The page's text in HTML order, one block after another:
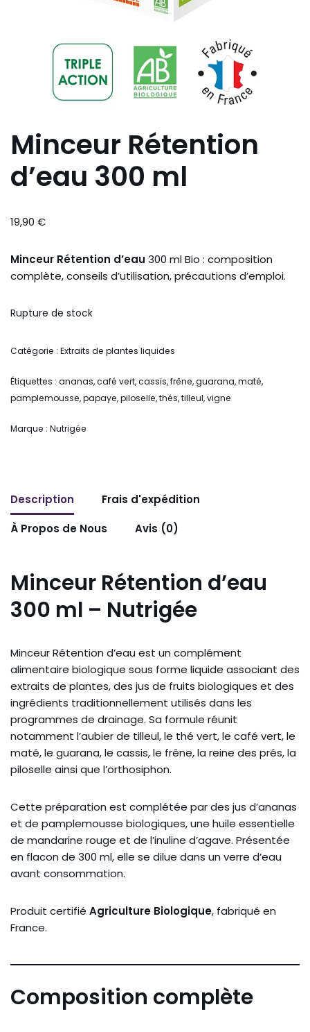
Minceur Rétention
d’eau 300 ml
19,90 €
Minceur Rétention d’eau 300 ml Bio : composition
complète, conseils d’utilisation, précautions d’emploi.
Rupture de stock
Catégorie : Extraits de plantes liquides
Étiquettes : ananas,café vert,cassis,frêne,guarana,maté,
pamplemousse,papaye,piloselle,thés,tilleul,vigne
Marque : Nutrigée
Description
Frais d'expédition
À Propos de Nous
Avis (0)
Minceur Rétention d’eau
300 ml – Nutrigée
Minceur Rétention d’eau est un complément
alimentaire biologique sous forme liquide associant des
extraits de plantes, des jus de fruits biologiques et des
ingrédients traditionnellement utilisés dans les
programmes de drainage. Sa formule réunit
notamment l’aubier de tilleul, le thé vert, le café vert, le
maté, le guarana, le cassis, le frêne, la reine des prés, la
piloselle ainsi que l’orthosiphon.
Cette préparation est complétée par des jus d’ananas
et de pamplemousse biologiques, une huile essentielle
de mandarine rouge et de l’inuline d’agave. Présentée
en flacon de 300 ml, elle se dilue dans un verre d’eau
avant consommation.
Produit certifié Agriculture Biologique, fabriqué en
France.
Composition complète